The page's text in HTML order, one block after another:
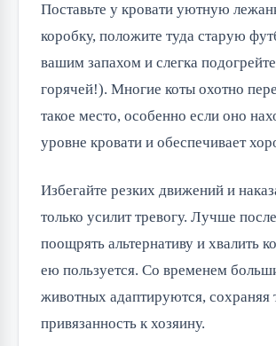
Поставьте у кровати уютную
коробку, положите туда старую
вашим запахом и слегка
горячей!). Многие коты охотно
такое место, особенно если оно
уровне кровати и обеспечивает
Избегайте резких движений и
только усилит тревогу. Лучше
поощрять альтернативу и хвалить
ею пользуется. Со временем
животных адаптируются, сохраняя
привязанность к хозяину.